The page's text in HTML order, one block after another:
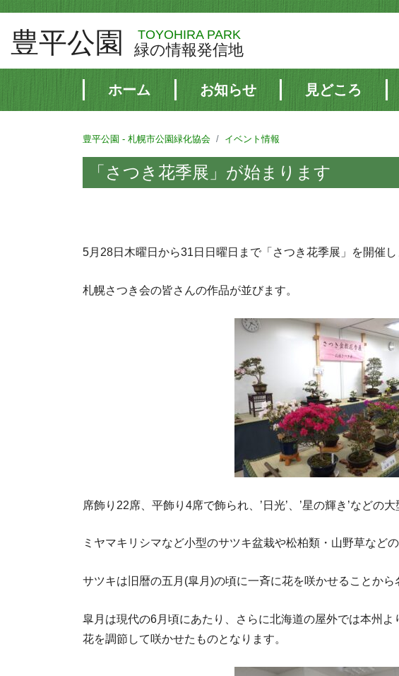
豊平公園 TOYOHIRA PARK
緑の情報発信地
ホーム お知らせ 見どころ
豊平公園 - 札幌市公園緑化協会 イベント情報
「さつき花季展」が始まります
5月28日木曜日から31日日曜日まで「さつき花季展」を開催し
札幌さつき会の皆さんの作品が並びます。
席飾り22席、平飾り4席で飾られ、’日光’、’星の輝き’などの大
ミヤマキリシマなど小型のサツキ盆栽や松柏類・山野草など
サツキは旧暦の五月 (皐月 )の頃に一斉に花を咲かせることから
皐月は現代の6月頃にあたり、さらに北海道の屋外では本州
花を調節して咲かせたものとなります。